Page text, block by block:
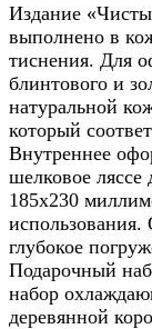
Издание
выполнено в
тиснения. Для
блинтового и
натуральной
который
Внутреннее
шелковое ляссе
185х230
использования.
глубокое
Подарочный
набор
деревянной